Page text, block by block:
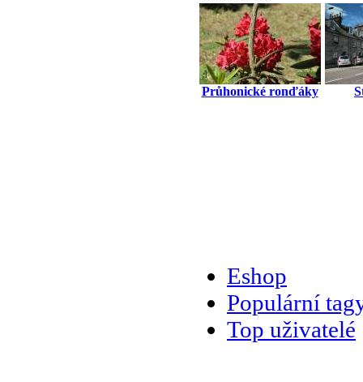
Průhonické ronďáky
Eshop
Populární
Top uživatelé